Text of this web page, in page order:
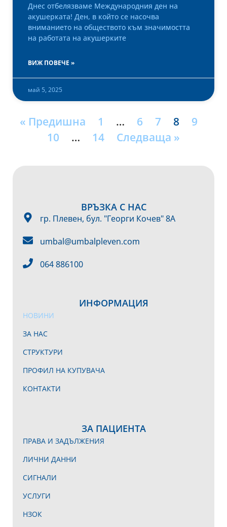
Днес отбелязваме Международния ден на
акушерката! Ден, в който се насочва
вниманието на обществото към значимостта
на работата на акушерките
ВИЖ ПОВЕЧЕ »
май 5, 2025
« Предишна 1 … 6 7 8
9
10
… 14 Следваща »
ИНФОРМАЦИЯ
НОВИНИ
ЗА НАС
СТРУКТУРИ
ПРОФИЛ НА КУПУВАЧА
КОНТАКТИ
ЗА ПАЦИЕНТА
ПРАВА И ЗАДЪЛЖЕНИЯ
ЛИЧНИ ДАННИ
СИГНАЛИ
УСЛУГИ
НЗОК
ВРЪЗКА С НАС
гр. Плевен, бул. "Георги Кочев" 8А
umbal@umbalpleven.com
064 886100